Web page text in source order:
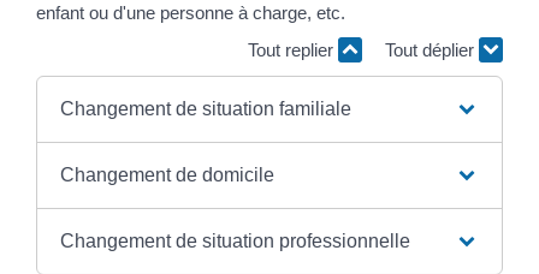
enfant ou d'une personne à charge, etc.
Tout replier
Tout déplier
Changement de situation familiale
Changement de domicile
Changement de situation professionnelle